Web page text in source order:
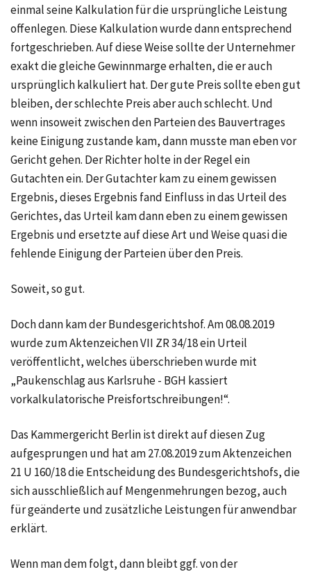
einmal seine Kalkulation für die ursprüngliche Leistung
offenlegen. Diese Kalkulation wurde dann entsprechend
fortgeschrieben. Auf diese Weise sollte der Unternehmer
exakt die gleiche Gewinnmarge erhalten, die er auch
ursprünglich kalkuliert hat. Der gute Preis sollte eben gut
bleiben, der schlechte Preis aber auch schlecht. Und
wenn insoweit zwischen den Parteien des Bauvertrages
keine Einigung zustande kam, dann musste man eben vor
Gericht gehen. Der Richter holte in der Regel ein
Gutachten ein. Der Gutachter kam zu einem gewissen
Ergebnis, dieses Ergebnis fand Einfluss in das Urteil des
Gerichtes, das Urteil kam dann eben zu einem gewissen
Ergebnis und ersetzte auf diese Art und Weise quasi die
fehlende Einigung der Parteien über den Preis.
Soweit, so gut.
Doch dann kam der Bundesgerichtshof. Am08.08.2019
wurde zum AktenzeichenVII ZR 34/18ein Urteil
veröffentlicht, welches überschrieben wurde mit
„Paukenschlag aus Karlsruhe - BGH kassiert
vorkalkulatorische Preisfortschreibungen!“.
Das Kammergericht Berlin ist direkt auf diesen Zug
aufgesprungen und hat am27.08.2019zum Aktenzeichen
21 U 160/18die Entscheidung des Bundesgerichtshofs, die
sich ausschließlich auf Mengenmehrungen bezog, auch
für geänderte und zusätzliche Leistungen für anwendbar
erklärt.
Wenn man dem folgt, dann bleibt ggf. von der